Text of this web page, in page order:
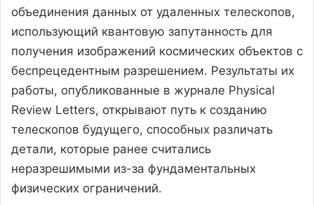
объединения данных от удаленных телескопов,
использующий квантовую запутанность для
получения изображений космических объектов с
беспрецедентным разрешением. Результаты их
работы, опубликованные в журнале Physical
Review Letters, открывают путь к созданию
телескопов будущего, способных различать
детали, которые ранее считались
неразрешимыми из-за фундаментальных
физических ограничений.